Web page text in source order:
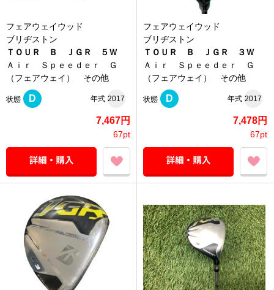
フェアウェイウッド
ブリヂストン
ＴＯＵＲ Ｂ ＪＧＲ ５Ｗ
Ａｉｒ Ｓｐｅｅｄｅｒ Ｇ
（フェアウェイ） その他
状態 D 年式 2017
7,467円
67pt
フェアウェイウッド
ブリヂストン
ＴＯＵＲ Ｂ ＪＧＲ ３Ｗ
Ａｉｒ Ｓｐｅｅｄｅｒ Ｇ
（フェアウェイ） その他
状態 D 年式 2017
7,478円
67pt